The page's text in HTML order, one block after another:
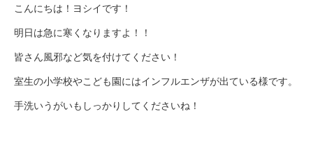
こんにちは！ヨシイです！
明日は急に寒くなりますよ！！
皆さん風邪など気を付けてください！
室生の小学校やこども園にはインフルエンザが出ている様です。
手洗いうがいもしっかりしてくださいね！